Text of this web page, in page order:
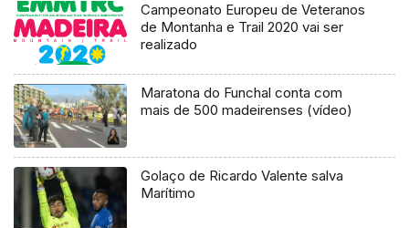
Campeonato Europeu de Veteranos
de Montanha e Trail 2020 vai ser
realizado
Maratona do Funchal conta com
mais de 500 madeirenses (vídeo)
Golaço de Ricardo Valente salva
Marítimo